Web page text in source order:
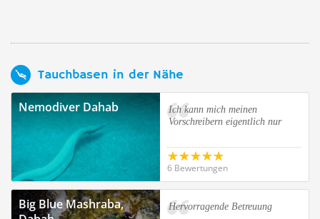
Tauchbasen in der Nähe
Nemodiver Dahab
Ich kann mich meinen
Vorschreibern eigentlich nur
6 Bewertungen
Big Blue Mashraba,
Hervorragende Betreuung